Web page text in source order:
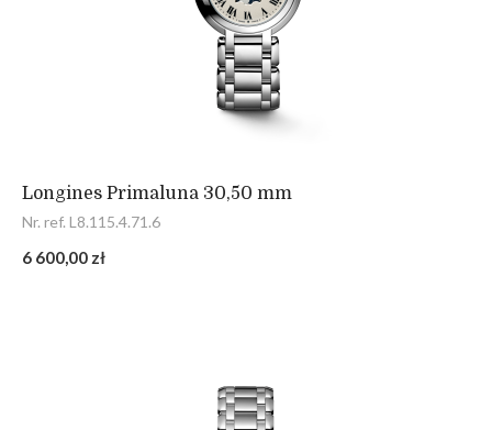
Longines Primaluna 30,50 mm
Nr. ref. L8.115.4.71.6
6 600,00 zł